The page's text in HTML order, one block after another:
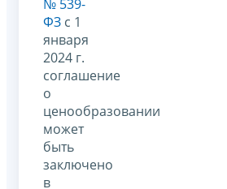
№ 539-
ФЗ с 1
января
2024 г.
соглашение
о
ценообразовании
может
быть
заключено
в